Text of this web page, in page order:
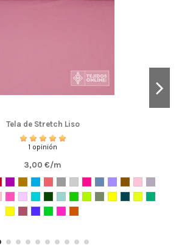
Tela de Stretch Liso
1 opinión
3,00 €/m